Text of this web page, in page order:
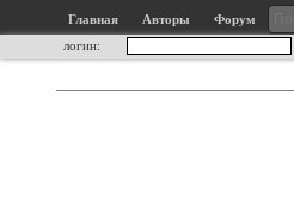
Главная Авторы
Форум
логин: